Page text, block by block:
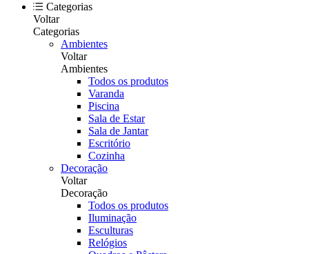
Categorias
Voltar
Categorias
Ambientes
Voltar
Ambientes
Todos os produtos
Varanda
Piscina
Sala de Estar
Sala de Jantar
Escritório
Cozinha
Decoração
Voltar
Decoração
Todos os produtos
Iluminação
Esculturas
Relógios